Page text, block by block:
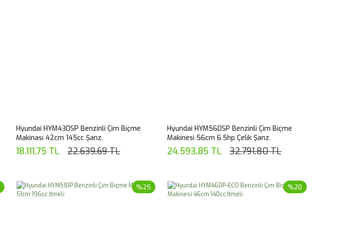
Hyundai HYM430SP Benzinli Çim Biçme
Makinası 42cm 145cc Şanz.
18.111,75 TL 22.639,69 TL
Hyundai HYM560SP Benzinli Çim Biçme
Makinesi 56cm 6.5hp Çelik Şanz.
24.593,85 TL 32.791,80 TL
%25 %20